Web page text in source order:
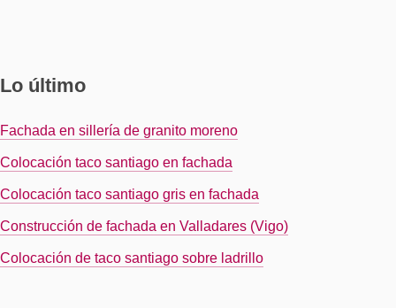
Lo último
Fachada en sillería de granito moreno
Colocación taco santiago en fachada
Colocación taco santiago gris en fachada
Construcción de fachada en Valladares (Vigo)
Colocación de taco santiago sobre ladrillo